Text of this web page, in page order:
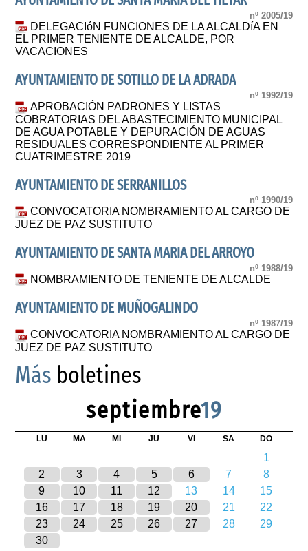
nº 2005/19
DELEGACIóN FUNCIONES DE LA ALCALDíA EN
EL PRIMER TENIENTE DE ALCALDE, POR
VACACIONES
AYUNTAMIENTO DE SOTILLO DE LA ADRADA
nº 1992/19
APROBACIÓN PADRONES Y LISTAS
COBRATORIAS DEL ABASTECIMIENTO MUNICIPAL
DE AGUA POTABLE Y DEPURACIÓN DE AGUAS
RESIDUALES CORRESPONDIENTE AL PRIMER
CUATRIMESTRE 2019
AYUNTAMIENTO DE SERRANILLOS
nº 1990/19
CONVOCATORIA NOMBRAMIENTO AL CARGO DE
JUEZ DE PAZ SUSTITUTO
AYUNTAMIENTO DE SANTA MARIA DEL ARROYO
nº 1988/19
NOMBRAMIENTO DE TENIENTE DE ALCALDE
AYUNTAMIENTO DE MUÑOGALINDO
nº 1987/19
CONVOCATORIA NOMBRAMIENTO AL CARGO DE
JUEZ DE PAZ SUSTITUTO
Más boletines
septiembre19
LU MA MI JU VI SA DO
1
2
3 4 5 6 7
8
9
10 11 12 13 14
15
16
17 18 19 20 21
22
23
24 25 26 27 28
29
30